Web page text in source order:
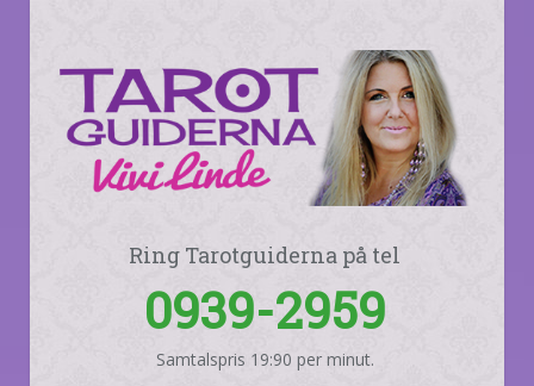
Ring Tarotguiderna på tel
0939-2959
Samtalspris 19:90 per minut.